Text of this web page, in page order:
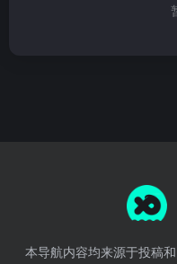
本导航内容均来源于投稿